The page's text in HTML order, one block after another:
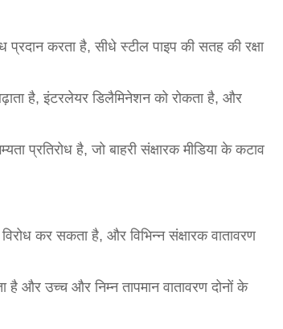
करता है, सीधे स्टील पाइप की सतह की रक्षा
है, इंटरलेयर डिलैमिनेशन को रोकता है, और
प्रतिरोध है, जो बाहरी संक्षारक मीडिया के कटाव
कर सकता है, और विभिन्न संक्षारक वातावरण
है और उच्च और निम्न तापमान वातावरण दोनों के